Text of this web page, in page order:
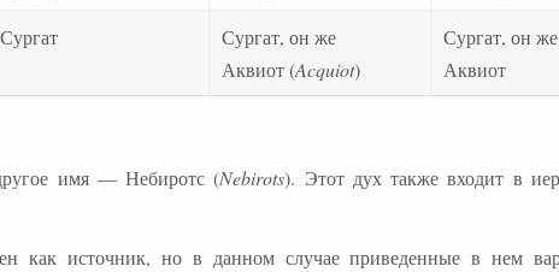
Сургат
Сургат, он же
Аквиот (Acquiot)
Сургат, он же
Аквиот
имя — Небиротс (Nebirots). Этот дух также входит в
как источник, но в данном случае приведенные в нем